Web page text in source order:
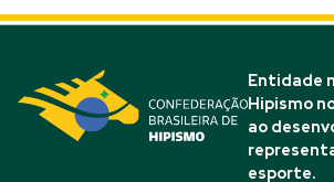
Entidade
Hipismo
ao
esporte.